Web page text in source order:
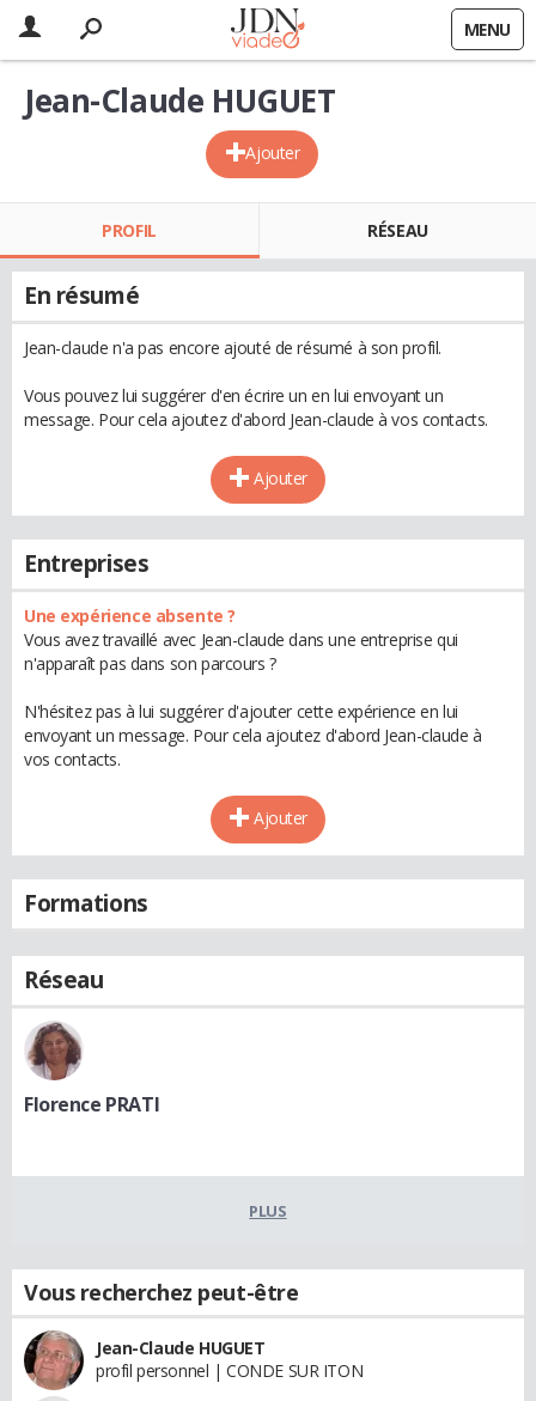
MENU
Ajouter
Jean-Claude HUGUET
PROFIL RÉSEAU
En résumé
Jean-claude n'a pas encore ajouté de résumé à son profil.
Vous pouvez lui suggérer d'en écrire un en lui envoyant un
message. Pour cela ajoutez d'abord Jean-claude à vos contacts.
Ajouter
Entreprises
Une expérience absente ?
Vous avez travaillé avec Jean-claude dans une entreprise qui
n'apparaît pas dans son parcours ?
N'hésitez pas à lui suggérer d'ajouter cette expérience en lui
envoyant un message. Pour cela ajoutez d'abord Jean-claude à
vos contacts.
Ajouter
Formations
Réseau
Florence PRATI
PLUS
Vous recherchez peut-être
Jean-Claude HUGUET
profil personnel | CONDE SUR ITON